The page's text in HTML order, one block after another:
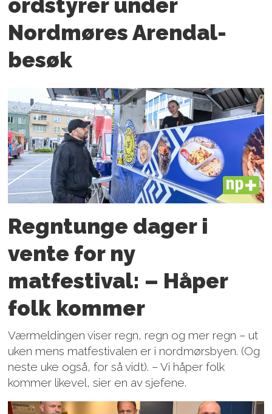
ordstyrer under
Nordmøres Arendal-
besøk
PLUS
Regntunge dager i
vente for ny
matfestival: – Håper
folk kommer
Værmeldingen viser regn, regn og mer regn – ut
uken mens matfestivalen er i nordmørsbyen. (Og
neste uke også, for så vidt). – Vi håper folk
kommer likevel, sier en av sjefene.